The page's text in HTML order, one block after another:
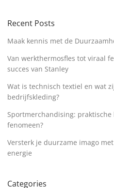
Recent Posts
Maak kennis met de
Van werkthermosfles tot viraal
succes van Stanley
Wat is technisch textiel en wat
bedrijfskleding?
Sportmerchandising:
fenomeen?
Versterk je duurzame imago
energie
Categories